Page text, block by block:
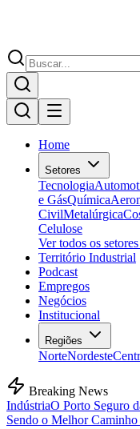
Home
Setores
Tecnologia
e GásQuímica
CivilMetalúrgica
Celulose
Ver todos os
Território Industrial
Podcast
Empregos
Negócios
Institucional
Regiões
NorteNordeste
Breaking News
IndústriaO Porto Seguro
Sendo o Melhor